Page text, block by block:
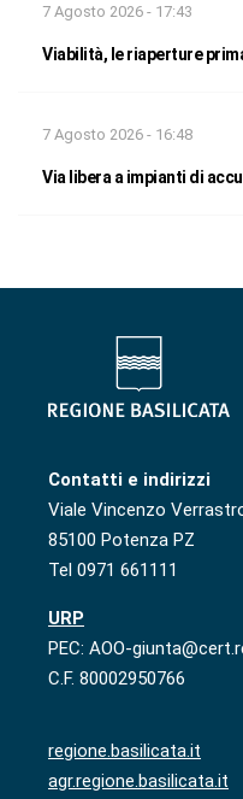
7 Agosto 2026 - 17:43
Viabilità, le riaperture
7 Agosto 2026 - 16:48
Via libera a impianti di
Contatti e indirizzi
Viale Vincenzo
85100 Potenza PZ
Tel 0971 661111
URP
PEC: AOO-
C.F. 80002950766
regione.basilicata.it
agr.regione.basilicata.it